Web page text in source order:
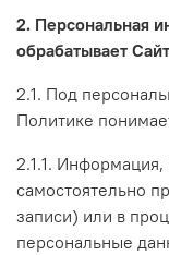
2. Персональная
обрабатывает Сайт
2.1. Под
Политике
2.1.1.
самостоятельно
записи) или в
персональные